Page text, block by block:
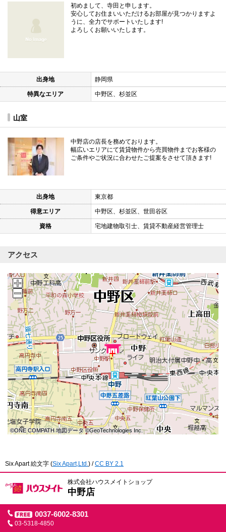
初めまして、寺田と申します。
安心してお住まいいただけるお部屋が見つかりますよ
うに、全力でサポートいたします!
よろしくお願いいたします。
出身地 静岡県
特異なエリア 中野区、杉並区
山室
中野店の店長を務めております。
幅広いエリアにて賃貸物件から売買物件までお客様の
ご条件やご状況に合わせたご提案をさせて頂きます!
出身地 東京都
得意エリア 中野区、杉並区、世田谷区
資格 宅地建物取引士、賃貸不動産経営管理士
アクセス
©ONE COMPATH 地図データ ©GeoTechnologies Inc.
©ONE COMPATH 地図データ ©GeoTechnologies Inc.
©ONE COMPATH 地図データ ©GeoTechnologies Inc.
©ONE COMPATH 地図データ ©GeoTechnologies Inc.
©ONE COMPATH 地図データ ©GeoTechnologies Inc.
©ONE COMPATH 地図データ ©GeoTechnologies Inc.
©ONE COMPATH 地図データ ©GeoTechnologies Inc.
©ONE COMPATH 地図データ ©GeoTechnologies Inc.
©ONE COMPATH 地図データ ©GeoTechnologies Inc.
Six Apart 絵文字 (Six Apart,Ltd.) /CC BY 2.1
株式会社ハウスメイトショップ
中野店
0037-6002-8301
03-5318-4850